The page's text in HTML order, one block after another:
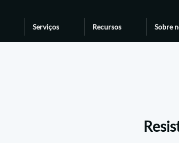
Serviços Recursos Sobre